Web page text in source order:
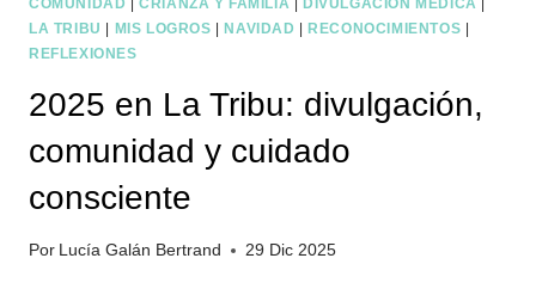
COMUNIDAD |CRIANZA Y FAMILIA |DIVULGACIÓN MÉDICA |
LA TRIBU | MIS LOGROS |NAVIDAD |RECONOCIMIENTOS |
REFLEXIONES
2025 en La Tribu: divulgación,
comunidad y cuidado
consciente
Por Lucía Galán Bertrand 29 Dic 2025